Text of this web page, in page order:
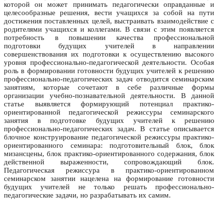
которой он может принимать педагогически оправданные и
целесообразные решения, вести учащихся за собой на пути
достижения поставленных целей, выстраивать взаимодействие с
родителями учащихся и коллегами. В связи с этим появляется
потребность в повышении качества профессиональной
подготовки будущих учителей в направлении
совершенствования их подготовки к осуществлению высокого
уровня профессионально-педагогической деятельности. Особая
роль в формировании готовности будущих учителей к решению
профессионально-педагогических задач отводится семинарским
занятиям, которые сочетают в себе различные формы
организации учебно-познавательной деятельности. В данной
статье выявляется формирующий потенциал практико-
ориентированной педагогической режиссуры семинарского
занятия в подготовке будущих учителей к решению
профессионально-педагогических задач. В статье описывается
блочное конструирование педагогической режиссуры практико-
ориентированного семинара: подготовительный блок, блок
мизансцены, блок практико-ориентированного содержания, блок
действенной выраженности, сопровождающий блок.
Педагогическая режиссура в практико-ориентированном
семинарском занятии нацелена на формирование готовности
будущих учителей не только решать профессионально-
педагогические задачи, но разрабатывать их самим.